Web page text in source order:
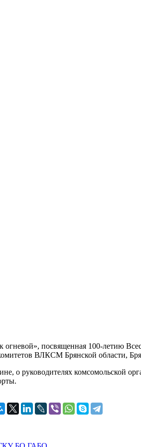
посвященная 100-летию
ВЛКСМ Брянской области,
о руководителях комсомольской